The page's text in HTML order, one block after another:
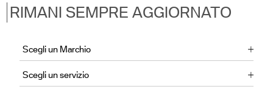
RIMANI SEMPRE AGGIORNATO